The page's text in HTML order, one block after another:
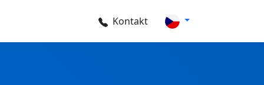
Kontakt